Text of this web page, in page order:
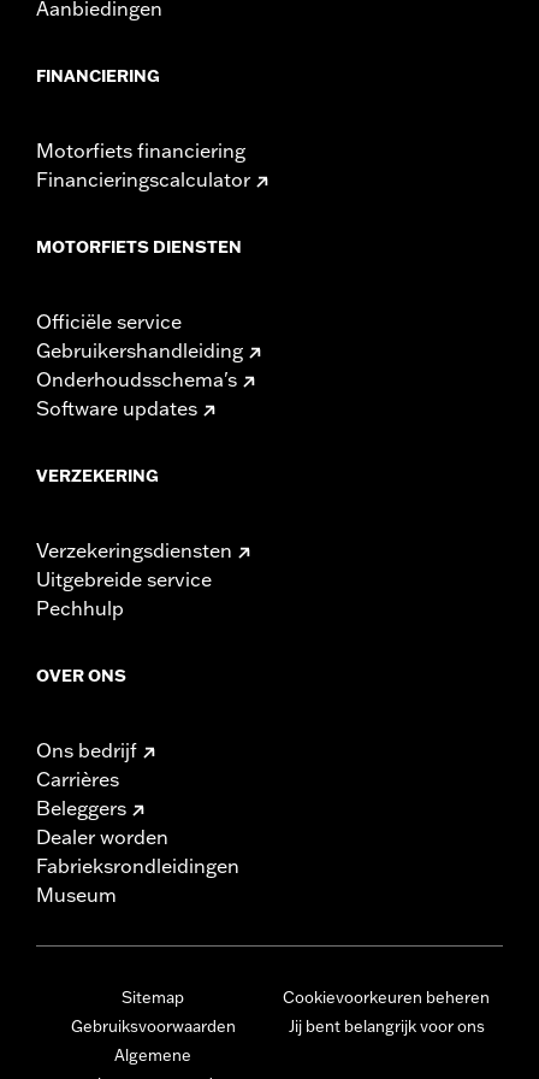
Aanbiedingen
FINANCIERING
Motorfiets financiering
Financieringscalculator
MOTORFIETS DIENSTEN
Officiële service
Gebruikershandleiding
Onderhoudsschema's
Software updates
VERZEKERING
Verzekeringsdiensten
Uitgebreide service
Pechhulp
OVER ONS
Ons bedrijf
Carrières
Beleggers
Dealer worden
Fabrieksrondleidingen
Museum
Sitemap
Gebruiksvoorwaarden
Algemene
Cookievoorkeuren beheren
Jij bent belangrijk voor ons